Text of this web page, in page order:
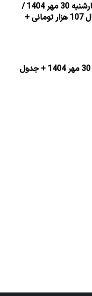
قیمت دلار امروز چهارشنبه 30 مهر 1404 /
ماندگاری دلار در کانال 107 هزار تومانی +